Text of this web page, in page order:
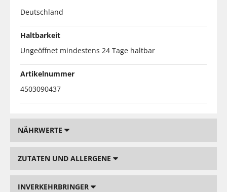
Deutschland
Haltbarkeit
Ungeöffnet mindestens 24 Tage haltbar
Artikelnummer
4503090437
NÄHRWERTE
ZUTATEN UND ALLERGENE
INVERKEHRBRINGER